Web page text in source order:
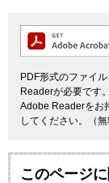
PDF形式のファイ
Readerが必要です。
Adobe Readerをお
してください。（無
このページ